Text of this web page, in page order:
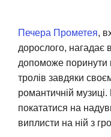
Печера Прометея,
дорослого, нагадає
допоможе поринути
тролів завдяки
романтичній
покататися на
виплисти на ній з